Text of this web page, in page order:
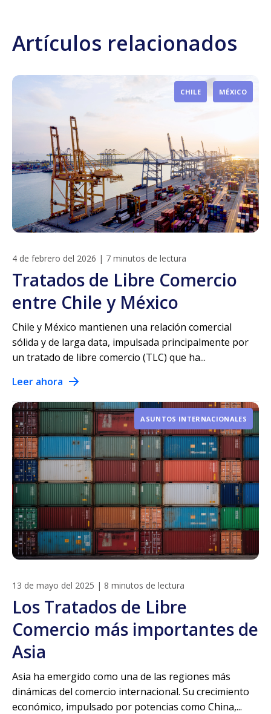
Artículos relacionados
CHILE MÉXICO
4 de febrero del 2026 | 7 minutos de lectura
Tratados de Libre Comercio
entre Chile y México
Chile y México mantienen una relación comercial
sólida y de larga data, impulsada principalmente por
un tratado de libre comercio (TLC) que ha...
Leer ahora
ASUNTOS INTERNACIONALES
13 de mayo del 2025 | 8 minutos de lectura
Los Tratados de Libre
Comercio más importantes de
Asia
Asia ha emergido como una de las regiones más
dinámicas del comercio internacional. Su crecimiento
económico, impulsado por potencias como China,...